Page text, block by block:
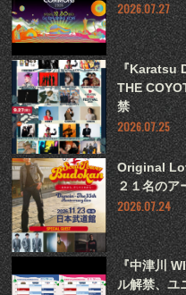
2026.07.27
『Karatsu
THE
禁
2026.07.25
Original
２１名のア
2026.07.24
『中津川
ル解禁、ユ